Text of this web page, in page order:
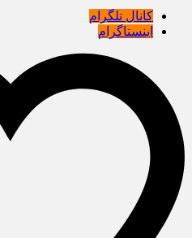
کانال تلگرام
اینستاگرام